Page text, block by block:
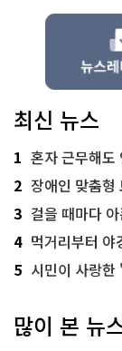
최신 뉴스
1 혼자 근무해
2 장애인 맞춤형
3 걸을 때마다 아
4 먹거리부터
5 시민이 사랑한
많이 본 뉴